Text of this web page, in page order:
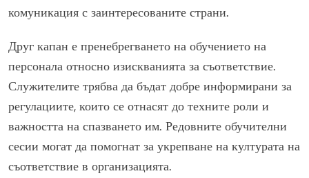
комуникация с заинтересованите страни.
Друг капан е пренебрегването на обучението на
персонала относно изискванията за съответствие.
Служителите трябва да бъдат добре информирани за
регулациите, които се отнасят до техните роли и
важността на спазването им. Редовните обучителни
сесии могат да помогнат за укрепване на културата на
съответствие в организацията.